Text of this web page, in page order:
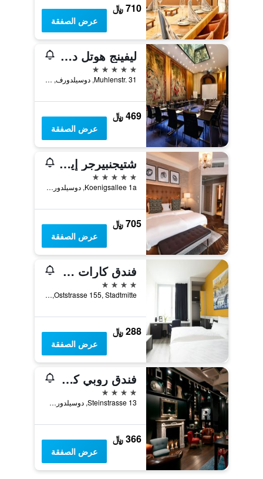
710 ﷼
عرض الصفقة
ليفينج هوتل دي ميديسي
5 نجوم
Muhlenstr. 31, دوسيلدورف, ولاية شمال الراين وستفاليا, ألمانيا
469 ﷼
عرض الصفقة
شتيجنبيرجر إيكون بارك هوتل دوسلدورف
5 نجوم
Koenigsallee 1a, دوسيلدورف, ولاية شمال الراين وستفاليا, ألمانيا
705 ﷼
عرض الصفقة
فندق كارات دوسلدورف سيتي
4 نجوم
Oststrasse 155, Stadtmitte, دوسيلدورف, ولاية شمال الراين وستفاليا, ألمانيا
288 ﷼
عرض الصفقة
فندق روبي كوكو دوسلدورف
4 نجوم
Steinstrasse 13, دوسيلدورف, ولاية شمال الراين وستفاليا, ألمانيا
366 ﷼
عرض الصفقة